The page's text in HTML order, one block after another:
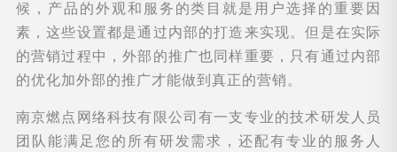
候，产品的外观和服务的类目就是用户选择的重要因
素，这些设置都是通过内部的打造来实现。但是在实际
的营销过程中，外部的推广也同样重要，只有通过内部
的优化加外部的推广才能做到真正的营销。
南京燃点网络科技有限公司有一支专业的技术研发人员
团队能满足您的所有研发需求，还配有专业的服务人